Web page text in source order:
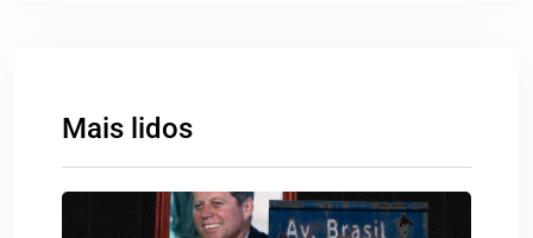
Mais lidos